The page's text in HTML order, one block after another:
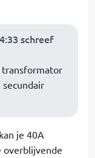
schreef
transformator
je 40A
overblijvende